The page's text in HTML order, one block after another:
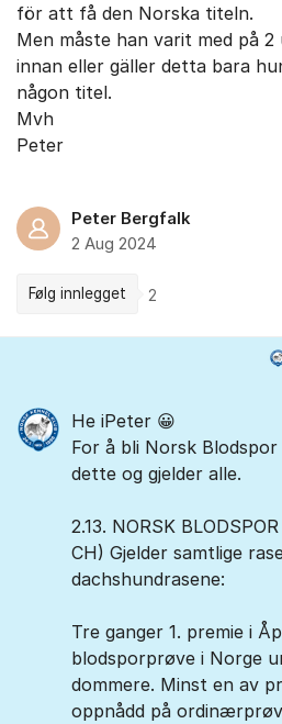
för att få den Norska titeln.
Men måste han varit med på
innan eller gäller detta bara
någon titel.
Mvh
Peter
Peter Bergfalk
2 Aug 2024
Følg innlegget 2
He iPeter 😀
For å bli Norsk
dette og gjelder alle.
2.13. NORSK
CH) Gjelder samtlige
dachshundrasene:
Tre ganger 1. premie i
blodsporprøve i Norge
dommere. Minst en av
oppnådd på